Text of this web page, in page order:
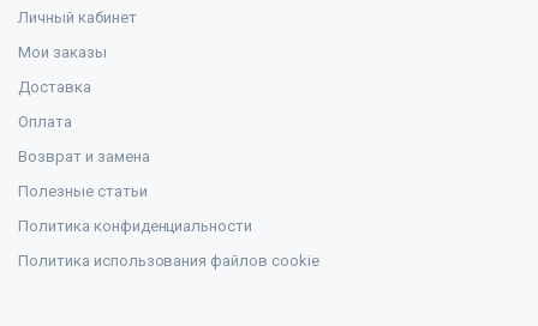
Личный кабинет
Мои заказы
Доставка
Оплата
Возврат и замена
Полезные статьи
Политика конфиденциальности
Политика использования файлов cookie